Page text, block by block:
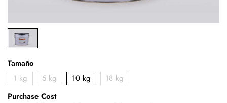
Tamaño
1 kg
5 kg 10 kg
18 kg
Purchase Cost